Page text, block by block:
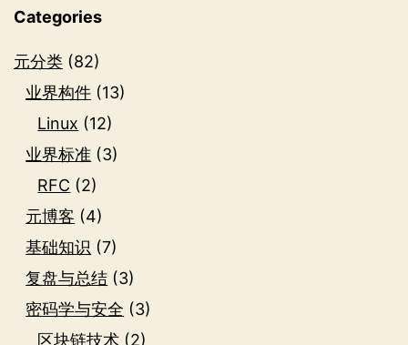
Categories
元分类 (82)
业界构件 (13)
Linux (12)
业界标准 (3)
RFC (2)
元博客 (4)
基础知识 (7)
复盘与总结 (3)
密码学与安全 (3)
区块链技术 (2)